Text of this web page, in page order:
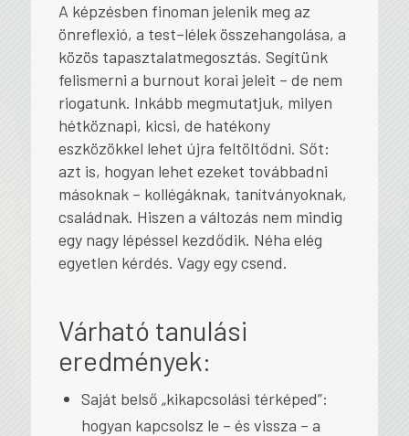
A képzésben finoman jelenik meg az
önreflexió, a test–lélek összehangolása, a
közös tapasztalatmegosztás. Segítünk
felismerni a burnout korai jeleit – de nem
riogatunk. Inkább megmutatjuk, milyen
hétköznapi, kicsi, de hatékony
eszközökkel lehet újra feltöltődni. Sőt:
azt is, hogyan lehet ezeket továbbadni
másoknak – kollégáknak, tanítványoknak,
családnak. Hiszen a változás nem mindig
egy nagy lépéssel kezdődik. Néha elég
egyetlen kérdés. Vagy egy csend.
Várható tanulási
eredmények:
Saját belső „kikapcsolási térképed”:
hogyan kapcsolsz le – és vissza – a